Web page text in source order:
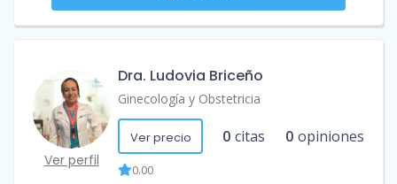
Ver perfil
Dra. Ludovia Briceño
Ginecología y Obstetricia
Ver precio 0 citas 0 opiniones
0.00